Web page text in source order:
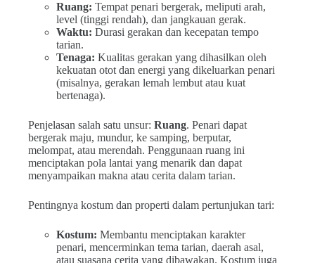
Ruang: Tempat penari bergerak, meliputi arah,
level (tinggi rendah), dan jangkauan gerak.
Waktu: Durasi gerakan dan kecepatan tempo
tarian.
Tenaga: Kualitas gerakan yang dihasilkan oleh
kekuatan otot dan energi yang dikeluarkan penari
(misalnya, gerakan lemah lembut atau kuat
bertenaga).
Penjelasan salah satu unsur: Ruang. Penari dapat
bergerak maju, mundur, ke samping, berputar,
melompat, atau merendah. Penggunaan ruang ini
menciptakan pola lantai yang menarik dan dapat
menyampaikan makna atau cerita dalam tarian.
Pentingnya kostum dan properti dalam pertunjukan tari:
Kostum: Membantu menciptakan karakter
penari, mencerminkan tema tarian, daerah asal,
atau suasana cerita yang dibawakan. Kostum juga